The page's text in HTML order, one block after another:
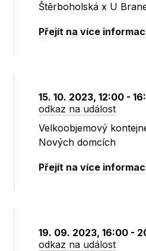
Štěrboholská x U
Přejít na více
15. 10. 2023, 12:00 -
odkaz na událost
Velkoobjemový
Nových domcích
Přejít na více
19. 09. 2023, 16:00 -
odkaz na událost